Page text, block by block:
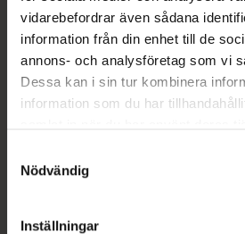
vidarebefordrar även sådana
information från din enhet till de
annons- och analysföretag som vi
Dessa kan i sin tur kombinera
information som du har
återkalla ditt samtycke via
cookieinställningar. Ett återkallat
lagligheten av behandling som
Nödvändig
Inställningar
gymmet och resan - Dry &
Jämförpris 359 kr/st
EAN:05708642051255
Kategorier: